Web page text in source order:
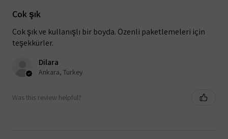
Çok şık
Çok şık ve kullanışlı bir boyda. Özenli paketlemeleri için
teşekkürler.
Dilara
Ankara, Turkey
Was this review helpful?